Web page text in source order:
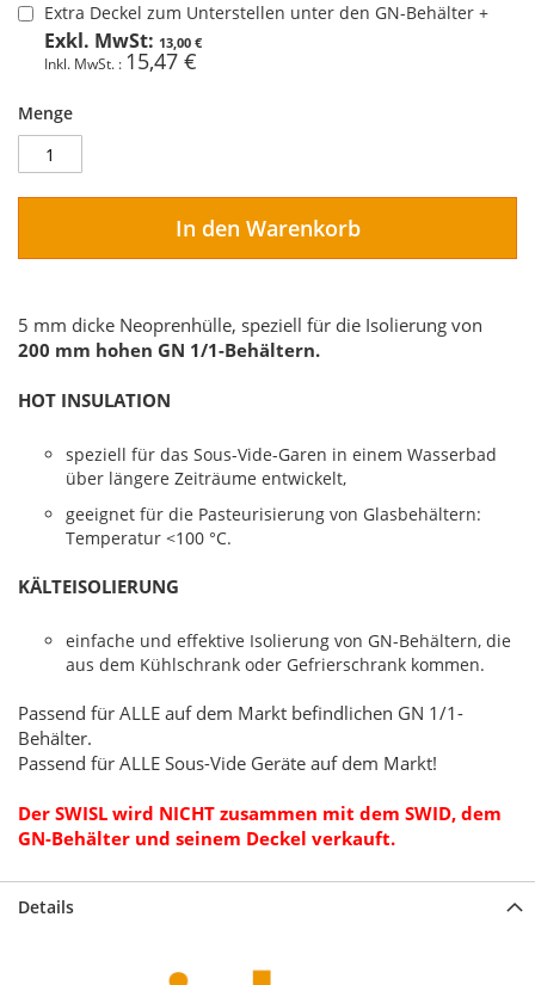
Extra Deckel zum Unterstellen unter den GN-Behälter +
15,47 €
13,00 €
Menge
In den Warenkorb
5 mm dicke Neoprenhülle, speziell für die Isolierung von
200 mm hohen GN 1/1-Behältern.
HOT INSULATION
speziell für das Sous-Vide-Garen in einem Wasserbad
über längere Zeiträume entwickelt,
geeignet für die Pasteurisierung von Glasbehältern:
Temperatur <100 °C.
KÄLTEISOLIERUNG
einfache und effektive Isolierung von GN-Behältern, die
aus dem Kühlschrank oder Gefrierschrank kommen.
Passend für ALLE auf dem Markt befindlichen GN 1/1-
Behälter.
Passend für ALLE Sous-Vide Geräte auf dem Markt!
Der SWISL wird NICHT zusammen mit dem SWID, dem
GN-Behälter und seinem Deckel verkauft.
Details